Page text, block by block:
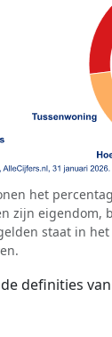
het
zijn eigendom,
staat in
definities